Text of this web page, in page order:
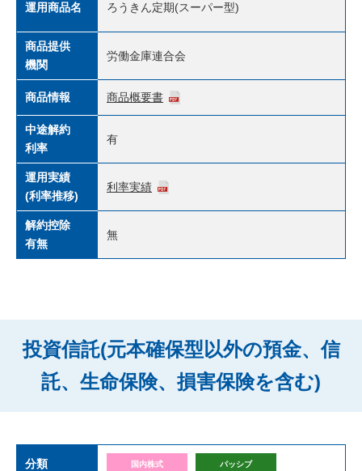
運用商品名 ろうきん定期(スーパー型)
商品提供
機関
労働金庫連合会
商品情報 商品概要書
中途解約
利率
有
運用実績
(利率推移)
利率実績
解約控除
有無
無
投資信託(元本確保型以外の預金、信
託、生命保険、損害保険を含む)
分類 国内株式 パッシブ